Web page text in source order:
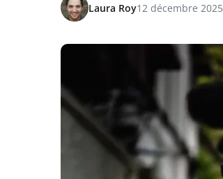
Laura Roy12 décembre 2025